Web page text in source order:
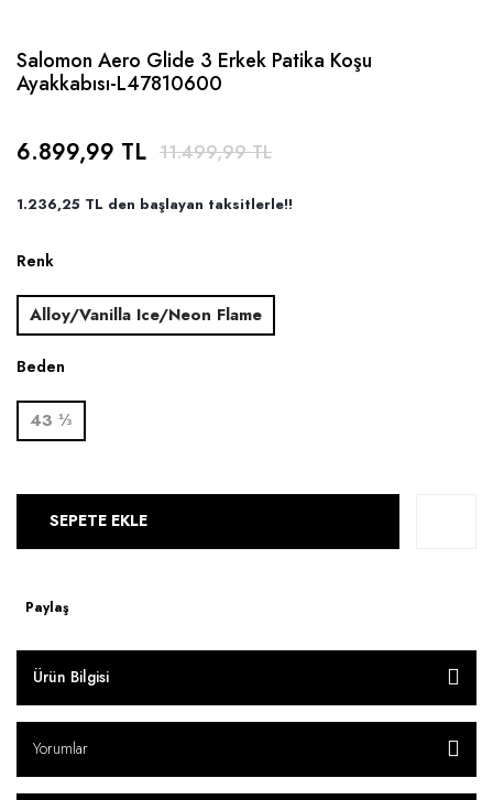
Salomon Aero Glide 3 Erkek Patika Koşu
Ayakkabısı-L47810600
6.899,99 TL 11.499,99 TL
1.236,25 TL den başlayan taksitlerle!!
Renk
Alloy/Vanilla Ice/Neon Flame
Beden
43 ⅓
SEPETE EKLE
Paylaş
Ürün Bilgisi
Yorumlar